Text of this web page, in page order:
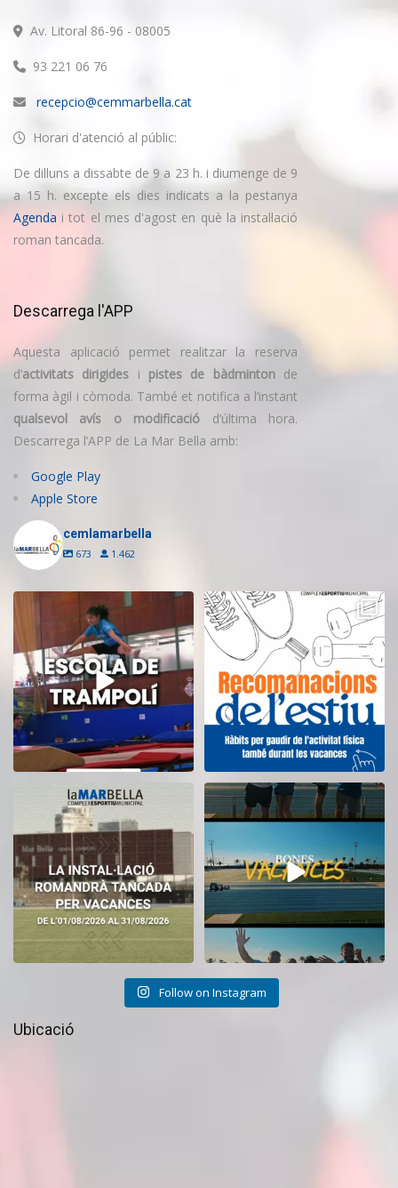
Av. Litoral 86-96 - 08005
93 221 06 76
recepcio@cemmarbella.cat
Horari d'atenció al públic:
De dilluns a dissabte de 9 a 23 h. i diumenge de 9
a 15 h. excepte els dies indicats a la pestanya
Agenda i tot el mes d'agost en què la instal·lació
roman tancada.
Descarrega l'APP
Aquesta aplicació permet realitzar la reserva
d’activitats dirigides i pistes de bàdmintonde
forma àgil i còmoda. També et notifica a l’instant
qualsevol avís o modificació d’última hora.
Descarrega l’APP de La Mar Bella amb:
Google Play
Apple Store
cemlamarbella
673 1.462
Inscriu-te a l’Escola de Trampolí
del CEM
12 0
Aquest estiu, continua movent-te
i cuidant-te! ...
5 0
El CEM La Mar Bella romandrà
tancat durant el...
11
Tanquem una nova temporada al
CEM La Mar Bella. ...
Follow on Instagram
Ubicació